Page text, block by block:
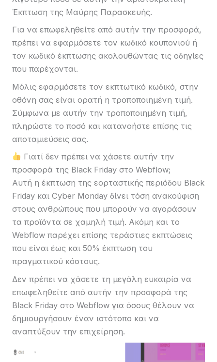
Έκπτωση της Μαύρης Παρασκευής.
Για να επωφεληθείτε από αυτήν την προσφορά,
πρέπει να εφαρμόσετε τον κωδικό κουπονιού ή
τον κωδικό έκπτωσης ακολουθώντας τις οδηγίες
που παρέχονται.
Μόλις εφαρμόσετε τον εκπτωτικό κωδικό, στην
οθόνη σας είναι ορατή η τροποποιημένη τιμή.
Σύμφωνα με αυτήν την τροποποιημένη τιμή,
πληρώστε το ποσό και κατανοήστε επίσης τις
αποταμιεύσεις σας.
Γιατί δεν πρέπει να χάσετε αυτήν την
προσφορά της Black Friday στο Webflow;
Αυτή η έκπτωση της εορταστικής περιόδου Black
Friday και Cyber ​​Monday δίνει τόση ανακούφιση
στους ανθρώπους που μπορούν να αγοράσουν
τα προϊόντα σε χαμηλή τιμή. Ακόμη και το
Webflow παρέχει επίσης τεράστιες εκπτώσεις
που είναι έως και 50% έκπτωση του
πραγματικού κόστους.
Δεν πρέπει να χάσετε τη μεγάλη ευκαιρία να
επωφεληθείτε από αυτήν την προσφορά της
Black Friday στο Webflow για όσους θέλουν να
δημιουργήσουν έναν ιστότοπο και να
αναπτύξουν την επιχείρηση.